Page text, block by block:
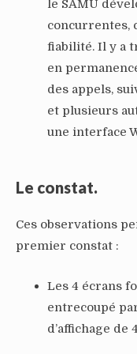
le SAMU
concurrentes,
fiabilité. Il y a
en
des appels,
et plusieurs
une interface
Le constat.
Ces observations
premier constat :
Les 4 écrans
entrecoupé
d’affichage